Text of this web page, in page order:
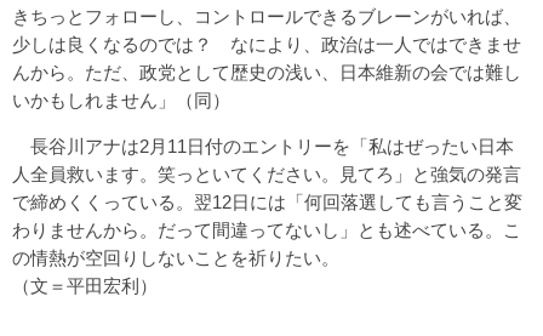
きちっとフォローし、コントロールできるブレーンがいれば、
少しは良くなるのでは？ なにより、政治は一人ではできませ
んから。ただ、政党として歴史の浅い、日本維新の会では難し
いかもしれません」（同）
長谷川アナは2月11日付のエントリーを「私はぜったい日本
人全員救います。笑っといてください。見てろ」と強気の発言
で締めくくっている。翌12日には「何回落選しても言うこと変
わりませんから。だって間違ってないし」とも述べている。こ
の情熱が空回りしないことを祈りたい。
（文＝平田宏利）